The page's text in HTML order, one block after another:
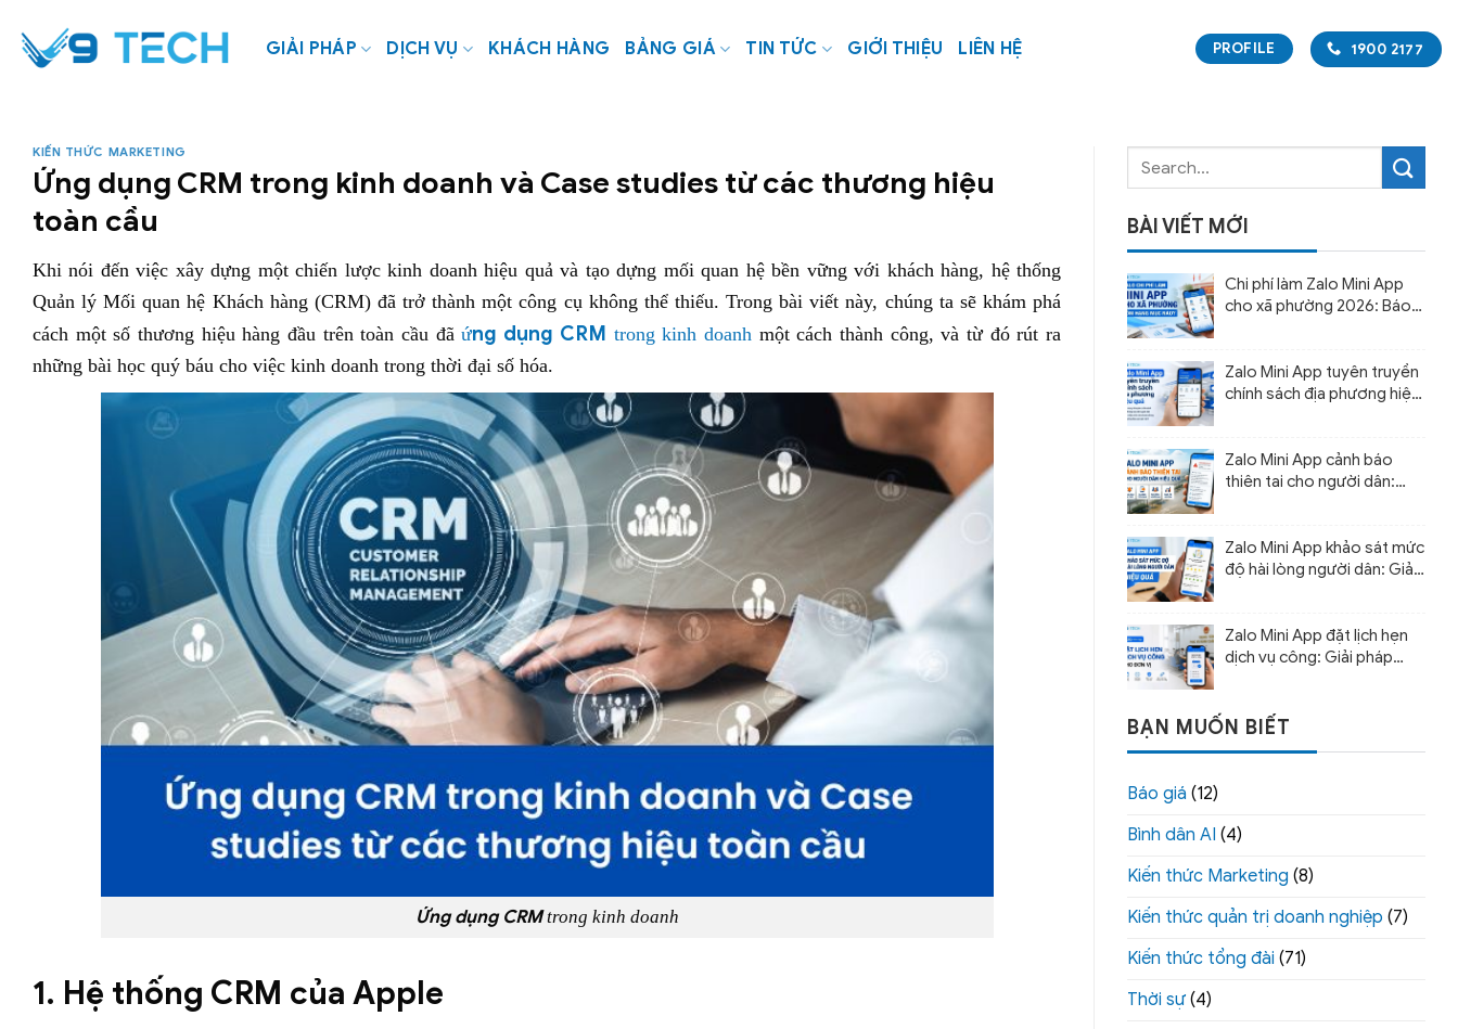
qua
GIẢI PHÁP DỊCH VỤ KHÁCH HÀNG BẢNG GIÁ TIN TỨC GIỚI THIỆU LIÊN HỆ PROFILE 1900 2177
KIẾN THỨC MARKETING
Ứng dụng CRM trong kinh doanh và Case studies từ các thương hiệu
toàn cầu
Khi nói đến việc xây dựng một chiến lược kinh doanh hiệu quả và tạo dựng mối quan hệ bền vững với khách hàng, hệ thống
Quản lý Mối quan hệ Khách hàng (CRM) đã trở thành một công cụ không thể thiếu. Trong bài viết này, chúng ta sẽ khám phá
cách một số thương hiệu hàng đầu trên toàn cầu đãứng dụng CRM trong kinh doanhmột cách thành công, và từ đó rút ra
những bài học quý báu cho việc kinh doanh trong thời đại số hóa.
Ứng dụng CRMtrong kinh doanh
1. Hệ thống CRM của Apple
BÀI VIẾT MỚI
Chi phí làm Zalo Mini App
cho xã phường 2026: Báo
Zalo Mini App tuyên truyền
chính sách địa phương hiệu
Zalo Mini App cảnh báo
thiên tai cho người dân:
Zalo Mini App khảo sát mức
độ hài lòng người dân: Giải
Zalo Mini App đặt lịch hẹn
dịch vụ công: Giải pháp
BẠN MUỐN BIẾT
Báo giá (12)
Bình dân AI (4)
Kiến thức Marketing (8)
Kiến thức quản trị doanh nghiệp (7)
Kiến thức tổng đài (71)
Thời sự (4)